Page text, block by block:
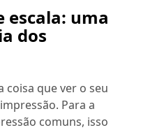
escala: uma
dos
coisa que ver o seu
Para a
comuns, isso